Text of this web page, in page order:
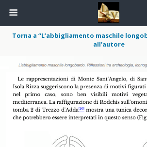
Torna a “L’abbigliamento maschile
all’autore